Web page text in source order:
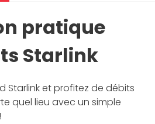
pratique
Starlink
Starlink et profitez de débits
quel lieu avec un simple